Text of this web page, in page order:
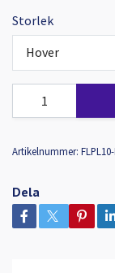
Storlek
Hover
Artikelnummer:
Dela